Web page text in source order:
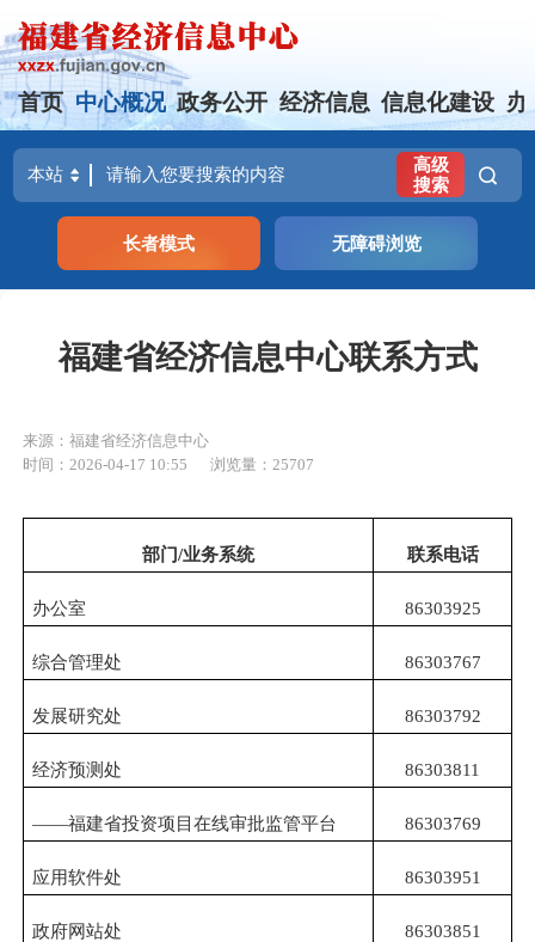
首页 中心概况 政务公开 经济信息 信息化建设 办
高级
搜索
长者模式 无障碍浏览
福建省经济信息中心联系方式
来源：福建省经济信息中心
时间：2026-04-17 10:55
浏览量：25707
部门/业务系统 联系电话
办公室 86303925
综合管理处 86303767
发展研究处 86303792
经济预测处 86303811
——福建省投资项目在线审批监管平台 86303769
应用软件处 86303951
政府网站处 86303851